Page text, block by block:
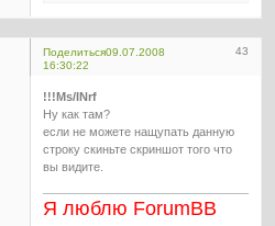
Поделиться 43
09.07.2008
16:30:22
!!!Ms/INrf
Ну как там?
если не можете нащупать данную
строку скиньте скриншот того что
вы видите.
Я люблю ForumBB